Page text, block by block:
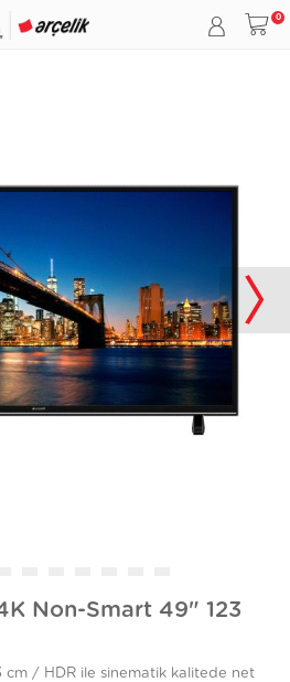
Non-Smart 49" 123
cm / HDR ile sinematik kalitede net